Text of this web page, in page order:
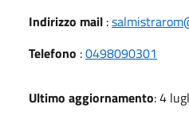
Indirizzo mail :
Telefono :0498090301
Ultimo aggiornamento: 4